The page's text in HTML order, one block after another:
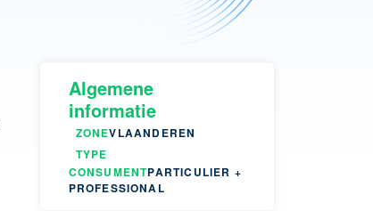
Algemene
informatie
ZONEVLAANDEREN
TYPE
CONSUMENTPARTICULIER +
PROFESSIONAL